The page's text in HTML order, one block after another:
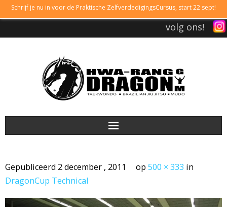
Schrijf je nu in voor de Praktische ZelfverdedigingsCursus, start 22 sept!
volg ons!
LESTIJDEN
LIDMAATSCHAP
Gepubliceerd 2 december , 2011 op 500 × 333 in
DragonCup Technical